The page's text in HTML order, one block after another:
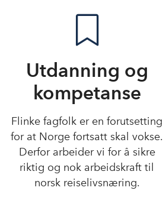
Utdanning og
kompetanse
Flinke fagfolk er en forutsetting
for at Norge fortsatt skal vokse.
Derfor arbeider vi for å sikre
riktig og nok arbeidskraft til
norsk reiselivsnæring.